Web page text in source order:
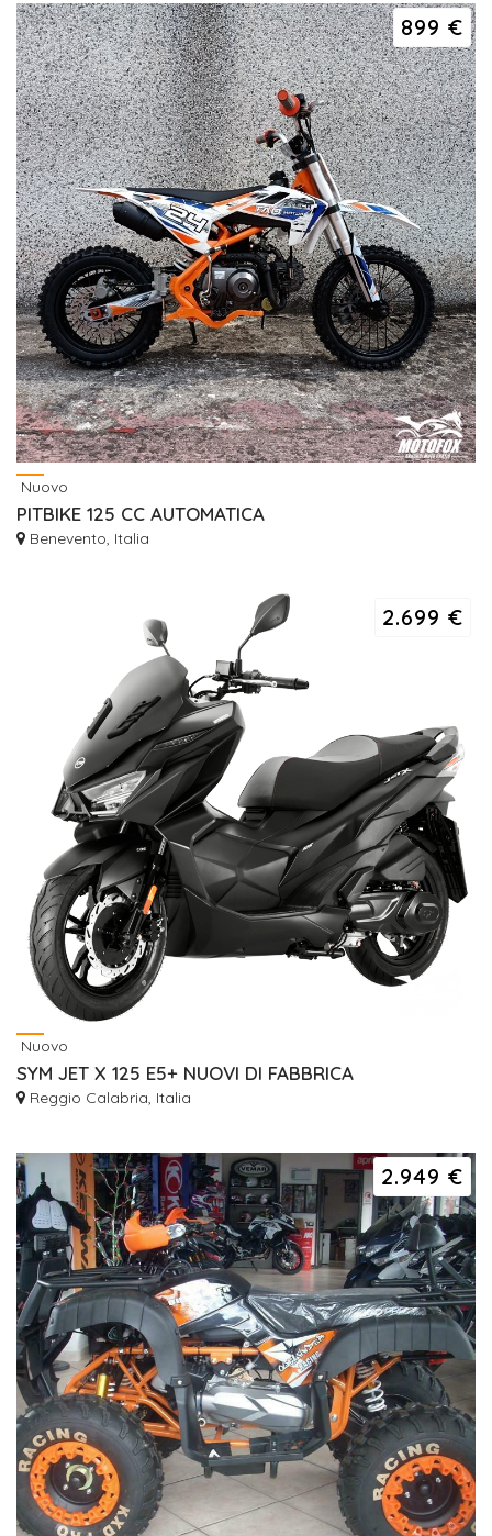
899 €
Nuovo
PITBIKE 125 CC AUTOMATICA
Benevento, Italia
2.699 €
Nuovo
SYM JET X 125 E5+ NUOVI DI FABBRICA
Reggio Calabria, Italia
2.949 €